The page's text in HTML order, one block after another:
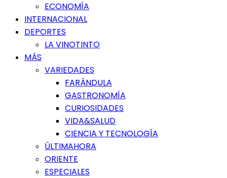
ECONOMÍA
INTERNACIONAL
DEPORTES
LA VINOTINTO
MÁS
VARIEDADES
FARÁNDULA
GASTRONOMÍA
CURIOSIDADES
VIDA&SALUD
CIENCIA Y TECNOLOGÍA
ÚLTIMAHORA
ORIENTE
ESPECIALES